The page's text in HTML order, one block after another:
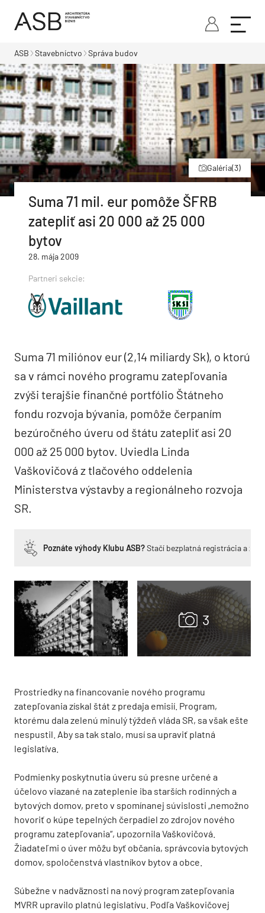
ASB Stavebníctvo Správa budov
Galéria(3)
Suma 71 mil. eur pomôže ŠFRB
zatepliť asi 20 000 až 25 000
bytov
28. mája 2009
Partneri sekcie:
Suma 71 miliónov eur (2,14 miliardy Sk), o ktorú
sa v rámci nového programu zatepľovania
zvýši terajšie finančné portfólio Štátneho
fondu rozvoja bývania, pomôže čerpaním
bezúročného úveru od štátu zatepliť asi 20
000 až 25 000 bytov. Uviedla Linda
Vaškovičová z tlačového oddelenia
Ministerstva výstavby a regionálneho rozvoja
SR.
Poznáte výhody Klubu ASB?Stačí bezplatná registrácia a
Prostriedky na financovanie nového programu
zatepľovania získal štát z predaja emisií. Program,
ktorému dala zelenú minulý týždeň vláda SR, sa však ešte
nespustil. Aby sa tak stalo, musí sa upraviť platná
legislatíva.
Podmienky poskytnutia úveru sú presne určené a
účelovo viazané na zateplenie iba starších rodinných a
bytových domov, preto v spomínanej súvislosti „nemožno
hovoriť o kúpe tepelných čerpadiel zo zdrojov nového
programu zatepľovania“, upozornila Vaškovičová.
Žiadateľmi o úver môžu byť občania, správcovia bytových
domov, spoločenstvá vlastníkov bytov a obce.
Súbežne v nadväznosti na nový program zatepľovania
MVRR upravilo platnú legislatívu. Podľa Vaškovičovej